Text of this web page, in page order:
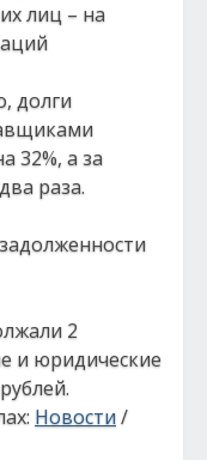
лиц – на
долги
32%, а за
раза.
2
и юридические
Новости/